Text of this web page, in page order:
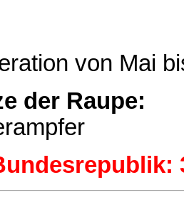
von Mai
der Raupe: